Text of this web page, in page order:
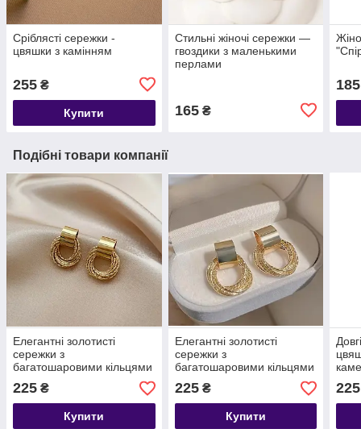
Сріблясті сережки -
цвяшки з камінням
255 ₴
Купити
Стильні жіночі сережки —
гвоздики з маленькими
перлами
165₴
185
Подібні товари компанії
Елегантні золотисті
сережки з
багатошаровими кільцями
225 ₴
Купити
Елегантні золотисті
сережки з
багатошаровими кільцями
225₴
Купити
225